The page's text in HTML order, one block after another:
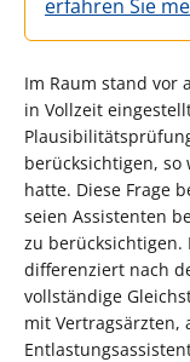
erfahren Sie
Im Raum stand vor
in Vollzeit
berücksichtigen, so
hatte. Diese Frage
seien Assistenten
zu berücksichtigen.
differenziert nach
vollständige
mit Vertragsärzten,